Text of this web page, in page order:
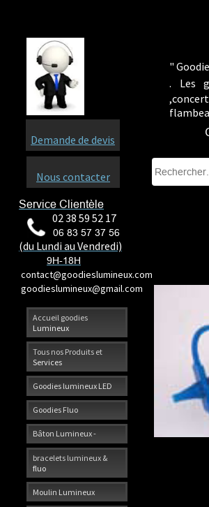
Accueil goodies
Lumineux
Tous nos Produits et
Services
Goodies lumineux LED
Goodies Fluo
Bâton Lumineux -
bracelets lumineux &
fluo
Moulin Lumineux
Service Clientèle
02 38 59 52 17
06 83 57 37 56
(du Lundi au Vendredi)
9H-18H
contact@goodieslumineux.com
goodieslumineux@gmail.com
Demande de devis
Nous contacter
"
. Les